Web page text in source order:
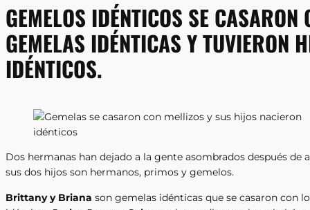
GEMELOS IDÉNTICOS SE CASARON
GEMELAS IDÉNTICAS Y TUVIERON
IDÉNTICOS.
Dos hermanas han dejado a la gente asombrados después de
sus dos hijos son hermanos, primos y gemelos.
Brittany y Briana son gemelas idénticas que se casaron con